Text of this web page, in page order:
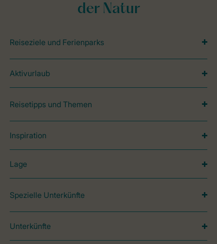
der Natur
Reiseziele und Ferienparks
Aktivurlaub
Reisetipps und Themen
Inspiration
Lage
Spezielle Unterkünfte
Unterkünfte